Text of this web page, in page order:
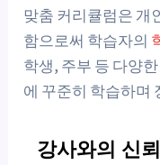
맞춤 커리큘럼은 개
함으로써 학습자의
학생, 주부 등 다양
에 꾸준히 학습하며
강사와의 신